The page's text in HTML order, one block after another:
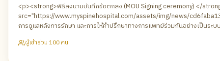
<p><strong>พิธีลงนามบันทึกข้อตกลง (MOU Signing ceremony) </
src="https://www.myspinehospital.com/assets/img/news/
การดูแลหลังการรักษา และการให้คำปรึกษาทางการแพทย์ร่วมกันอย่างเป็น
ผู้เข้าร่วม 100 คน